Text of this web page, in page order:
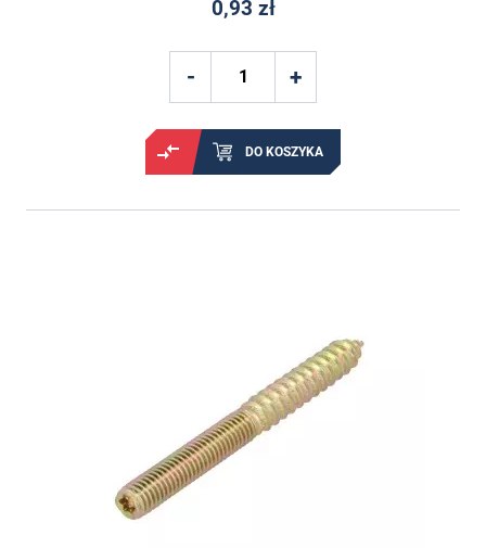
0,93 zł
DO KOSZYKA